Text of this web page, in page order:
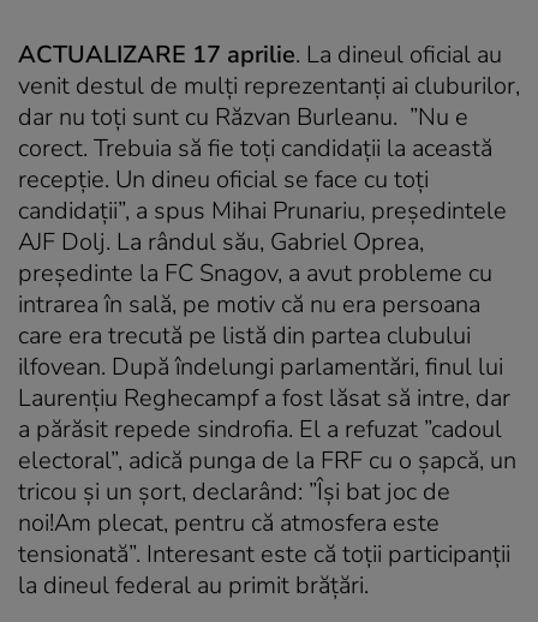
ACTUALIZARE 17 aprilie. La dineul oficial au
venit destul de mulți reprezentanți ai cluburilor,
dar nu toți sunt cu Răzvan Burleanu. ”Nu e
corect. Trebuia să fie toți candidații la această
recepție. Un dineu oficial se face cu toți
candidații”, a spus Mihai Prunariu, președintele
AJF Dolj. La rândul său, Gabriel Oprea,
președinte la FC Snagov, a avut probleme cu
intrarea în sală, pe motiv că nu era persoana
care era trecută pe listă din partea clubului
ilfovean. După îndelungi parlamentări, finul lui
Laurențiu Reghecampf a fost lăsat să intre, dar
a părăsit repede sindrofia. El a refuzat ”cadoul
electoral”, adică punga de la FRF cu o șapcă, un
tricou și un șort, declarând: ”Își bat joc de
noi!Am plecat, pentru că atmosfera este
tensionată”. Interesant este că toții participanții
la dineul federal au primit brățări.